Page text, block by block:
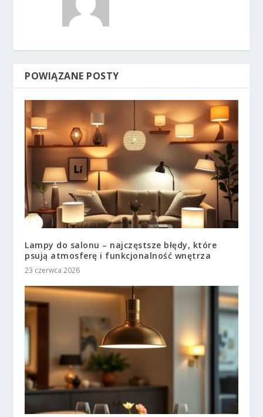
POWIĄZANE POSTY
Lampy do salonu – najczęstsze błędy, które
psują atmosferę i funkcjonalność wnętrza
23 czerwca 2026